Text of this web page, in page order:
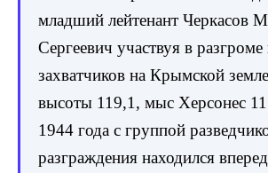
младший лейтенант Черкасов
Сергеевич участвуя в
захватчиков на Крымской
высоты 119,1, мыс Херсонес
1944 года с группой
разграждения находился